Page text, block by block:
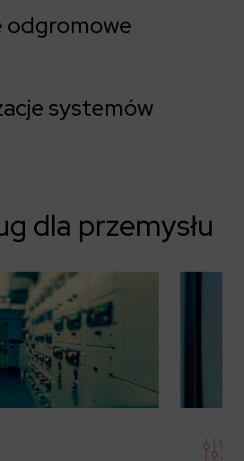
odgromowe
systemów
dla przemysłu